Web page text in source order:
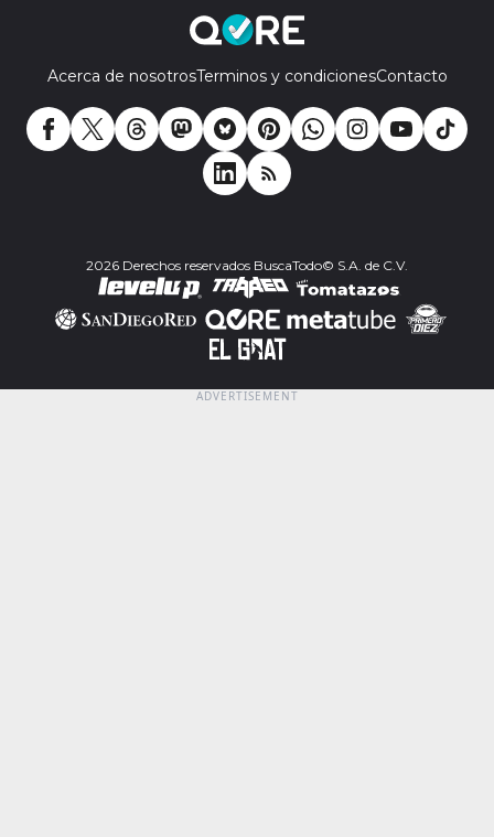
Acerca de nosotrosTerminos y condicionesContacto
2026 Derechos reservados BuscaTodo© S.A. de C.V.